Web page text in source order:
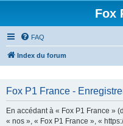
Fox
FAQ
Index du forum
Fox P1 France -
En accédant à « Fox P1 France »
« nos », « Fox P1 France », «